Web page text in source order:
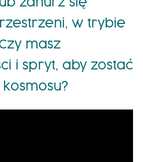
zanurz się
w trybie
masz
i spryt, aby zostać